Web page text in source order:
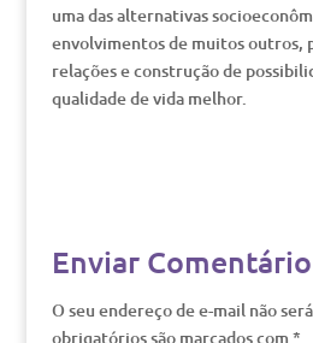
uma das alternativas
envolvimentos de muitos outros,
relações e construção de
qualidade de vida melhor.
Enviar Comentário
O seu endereço de e-mail não
obrigatórios são marcados com *